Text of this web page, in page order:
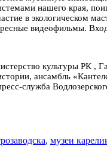
нашего края,
в экологическом
видеофильмы.
культуры РК ,
ансамбль
служба
, музеи